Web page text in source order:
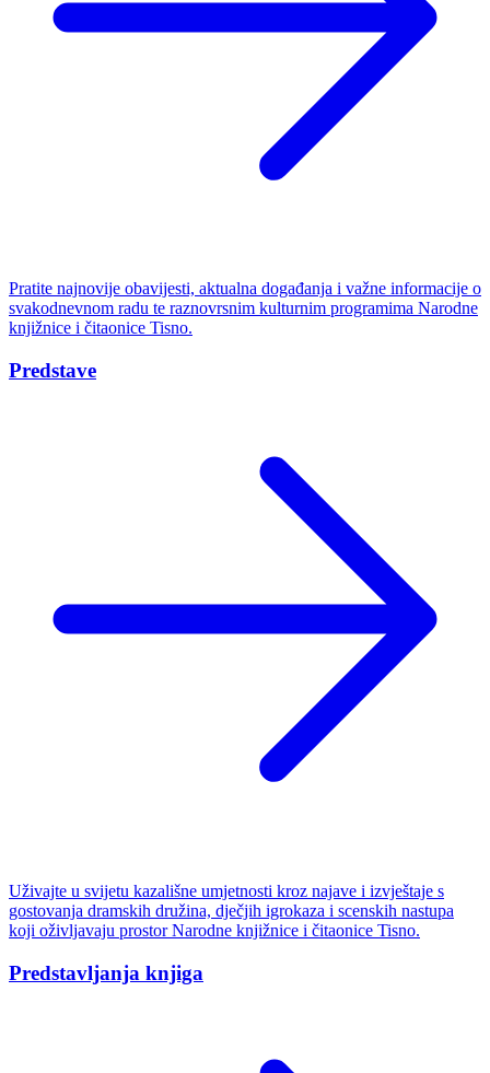
Pratite najnovije obavijesti, aktualna događanja i važne informacije o
svakodnevnom radu te raznovrsnim kulturnim programima Narodne
knjižnice i čitaonice Tisno.
Predstave
Uživajte u svijetu kazališne umjetnosti kroz najave i izvještaje s
gostovanja dramskih družina, dječjih igrokaza i scenskih nastupa
koji oživljavaju prostor Narodne knjižnice i čitaonice Tisno.
Predstavljanja knjiga